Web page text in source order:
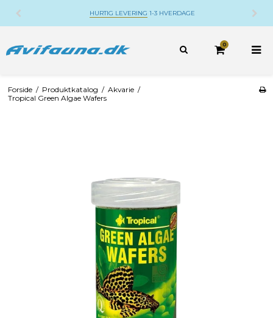
DANSK WEBSHOPBELIGGENDE PÅ DJURSLAND
0
Forside / Produktkatalog / Akvarie /
Tropical Green Algae Wafers